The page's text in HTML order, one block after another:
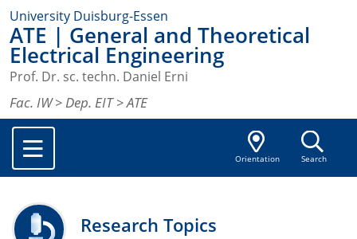
University Duisburg-Essen
ATE | General and Theoretical
Electrical Engineering
Prof. Dr. sc. techn. Daniel Erni
Fac. IW >Dep. EIT > ATE
Orientation Search
Research Topics